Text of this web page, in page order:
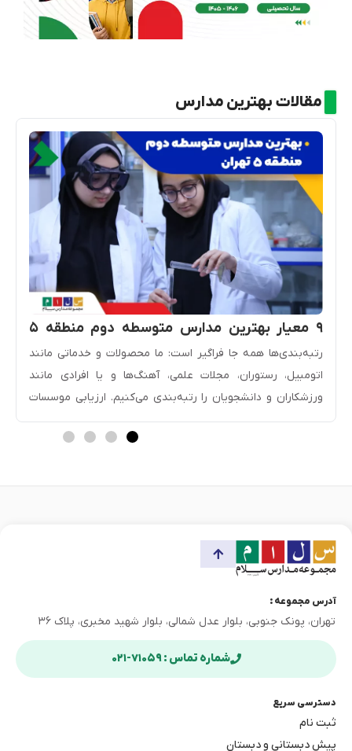
مقالات بهترین مدارس
۹ معیار بهترین مدارس متوسطه دوم منطقه ۵
تهران
رتبه­‌بندی‌ها همه جا فراگیر است: ما محصولات و خدماتی مانند
اتومبیل، رستوران، مجلات علمی، آهنگ‌ها و یا افرادی مانند
ورزشکاران و دانشجویان را رتبه­‌بندی می‌کنیم. ارزیابی موسسات
آموزشی و مدارس نیز از اهمیت ویژه‌ای برخوردار است زیرا در
آدرس مجموعه :
تهران، پونک جنوبی، بلوار عدل شمالی، بلوار شهید مخبری، پلاک ۳۶
شماره تماس : ۷۱۰۵۹-۰۲۱
دسترسی سریع
ثبت نام
پیش دبستانی و دبستان